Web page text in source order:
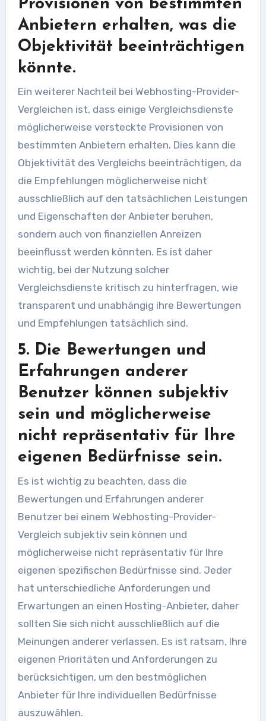
Provisionen von bestimmten
Anbietern erhalten, was die
Objektivität beeinträchtigen
könnte.
Ein weiterer Nachteil bei Webhosting-Provider-
Vergleichen ist, dass einige Vergleichsdienste
möglicherweise versteckte Provisionen von
bestimmten Anbietern erhalten. Dies kann die
Objektivität des Vergleichs beeinträchtigen, da
die Empfehlungen möglicherweise nicht
ausschließlich auf den tatsächlichen Leistungen
und Eigenschaften der Anbieter beruhen,
sondern auch von finanziellen Anreizen
beeinflusst werden könnten. Es ist daher
wichtig, bei der Nutzung solcher
Vergleichsdienste kritisch zu hinterfragen, wie
transparent und unabhängig ihre Bewertungen
und Empfehlungen tatsächlich sind.
5. Die Bewertungen und
Erfahrungen anderer
Benutzer können subjektiv
sein und möglicherweise
nicht repräsentativ für Ihre
eigenen Bedürfnisse sein.
Es ist wichtig zu beachten, dass die
Bewertungen und Erfahrungen anderer
Benutzer bei einem Webhosting-Provider-
Vergleich subjektiv sein können und
möglicherweise nicht repräsentativ für Ihre
eigenen spezifischen Bedürfnisse sind. Jeder
hat unterschiedliche Anforderungen und
Erwartungen an einen Hosting-Anbieter, daher
sollten Sie sich nicht ausschließlich auf die
Meinungen anderer verlassen. Es ist ratsam, Ihre
eigenen Prioritäten und Anforderungen zu
berücksichtigen, um den bestmöglichen
Anbieter für Ihre individuellen Bedürfnisse
auszuwählen.